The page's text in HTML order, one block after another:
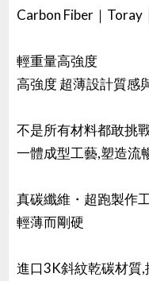
Carbon Fiber｜Toray
輕重量高強度
高強度 超薄設計質感
不是所有材料都敢挑
一體成型工藝,塑造流
真碳纖維・超跑製作
輕薄而剛硬
進口3K斜紋乾碳材質